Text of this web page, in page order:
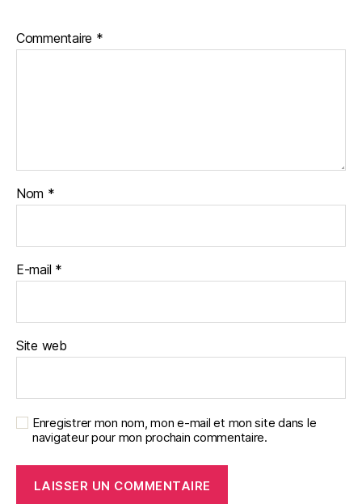
Commentaire *
Nom *
E-mail *
Site web
Enregistrer mon nom, mon e-mail et mon site dans le
navigateur pour mon prochain commentaire.